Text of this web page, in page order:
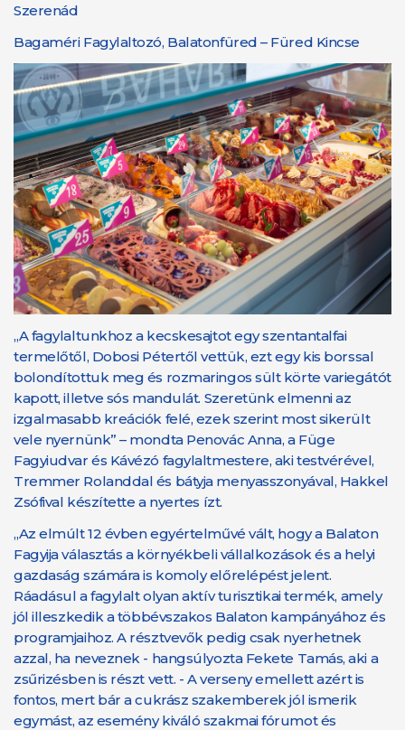
Szerenád
Bagaméri Fagylaltozó, Balatonfüred – Füred Kincse
„A fagylaltunkhoz a kecskesajtot egy szentantalfai
termelőtől, Dobosi Pétertől vettük, ezt egy kis borssal
bolondítottuk meg és rozmaringos sült körte variegátót
kapott, illetve sós mandulát. Szeretünk elmenni az
izgalmasabb kreációk felé, ezek szerint most sikerült
vele nyernünk” – mondta Penovác Anna, a Füge
Fagyiudvar és Kávézó fagylaltmestere, aki testvérével,
Tremmer Rolanddal és bátyja menyasszonyával, Hakkel
Zsófival készítette a nyertes ízt.
„Az elmúlt 12 évben egyértelművé vált, hogy a Balaton
Fagyija választás a környékbeli vállalkozások és a helyi
gazdaság számára is komoly előrelépést jelent.
Ráadásul a fagylalt olyan aktív turisztikai termék, amely
jól illeszkedik a többévszakos Balaton kampányához és
programjaihoz. A résztvevők pedig csak nyerhetnek
azzal, ha neveznek - hangsúlyozta Fekete Tamás, aki a
zsűrizésben is részt vett. - A verseny emellett azért is
fontos, mert bár a cukrász szakemberek jól ismerik
egymást, az esemény kiváló szakmai fórumot és